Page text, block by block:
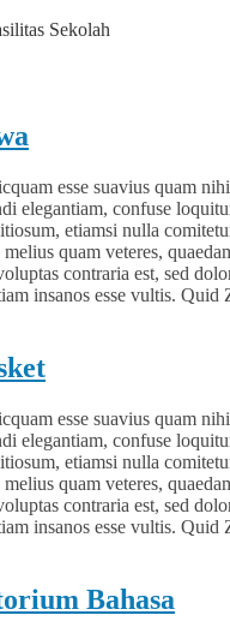
Sekolah
esse suavius quam
elegantiam, confuse
etiamsi nulla
quam veteres,
contraria est, sed
insanos esse vultis. Quid
esse suavius quam
elegantiam, confuse
etiamsi nulla
quam veteres,
contraria est, sed
insanos esse vultis. Quid
Bahasa